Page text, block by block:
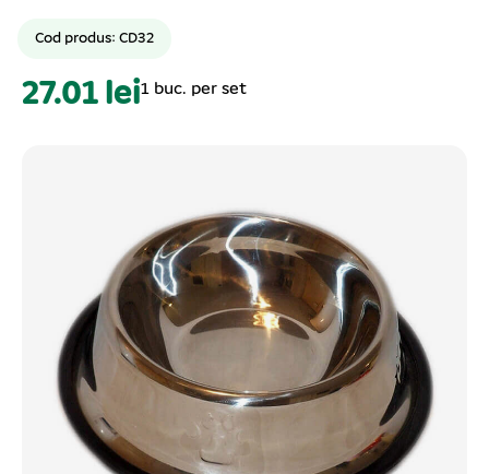
Cod produs: CD32
27.01 lei1 buc. per set